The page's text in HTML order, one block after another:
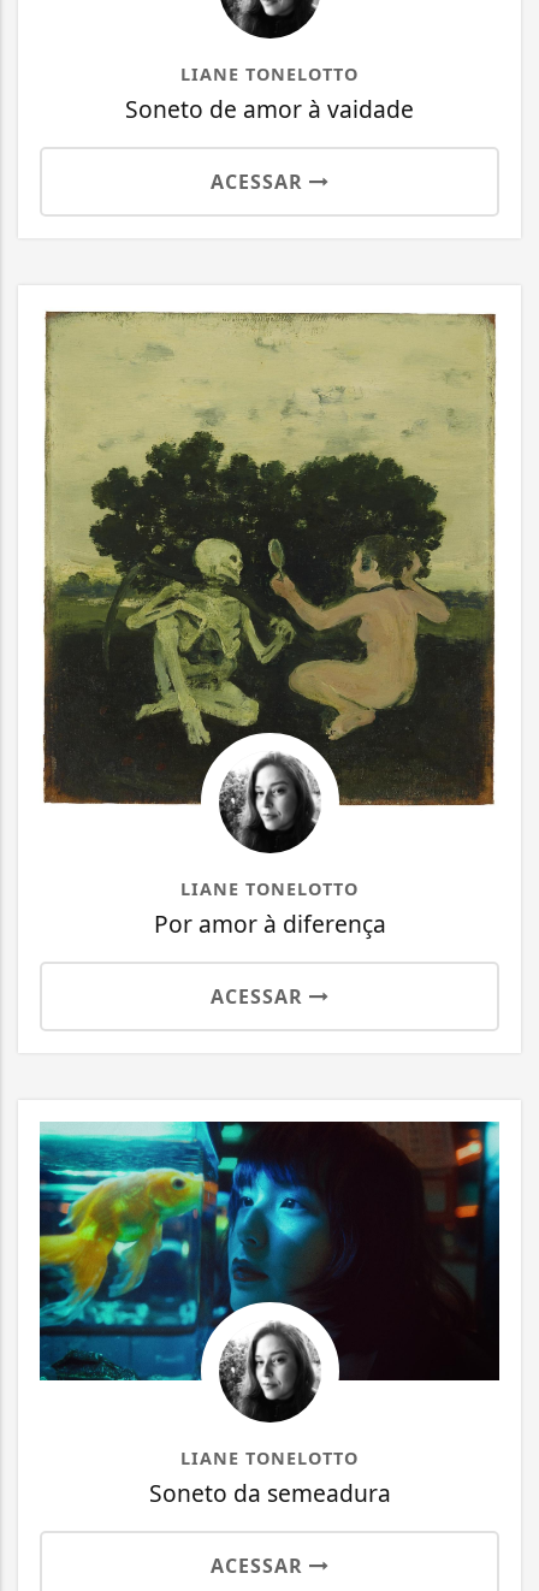
LIANE TONELOTTO
Soneto de amor à vaidade
ACESSAR
LIANE TONELOTTO
Por amor à diferença
ACESSAR
LIANE TONELOTTO
Soneto da semeadura
ACESSAR